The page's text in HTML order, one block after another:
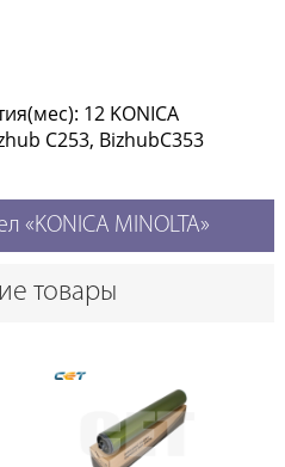
12 KONICA
C253, BizhubC353
«KONICA MINOLTA»
товары